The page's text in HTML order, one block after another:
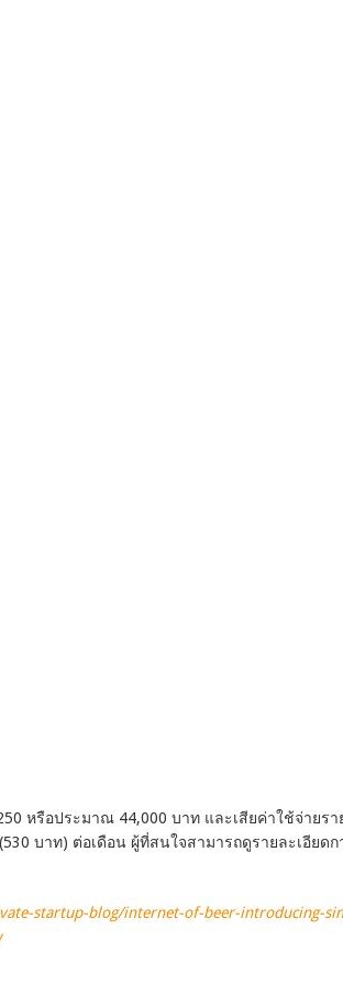
หรือประมาณ 44,000 บาท และเสียค่าใช้จ่ายรา
บาท) ต่อเดือน ผู้ที่สนใจสามารถดูรายละเอียด
startup-blog/internet-of-beer-introducing-